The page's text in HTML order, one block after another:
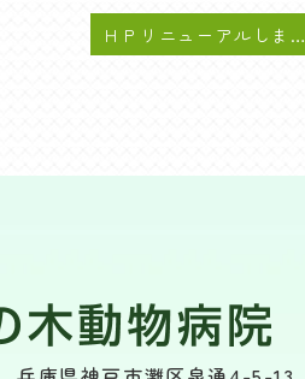
ＨＰリニューアルしました！